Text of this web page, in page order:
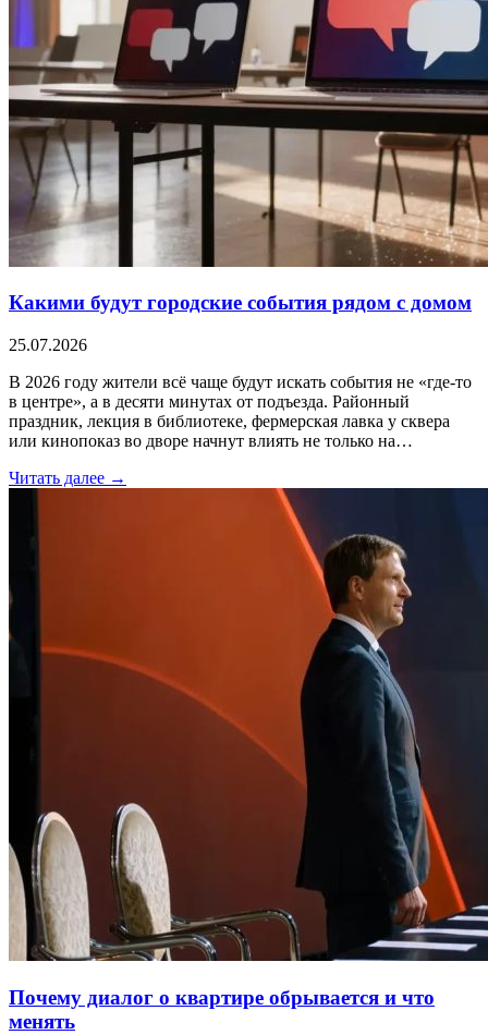
Какими будут городские события рядом с домом
25.07.2026
В 2026 году жители всё чаще будут искать события не «где-то
в центре», а в десяти минутах от подъезда. Районный
праздник, лекция в библиотеке, фермерская лавка у сквера
или кинопоказ во дворе начнут влиять не только на…
Читать далее →
Почему диалог о квартире обрывается и что
менять